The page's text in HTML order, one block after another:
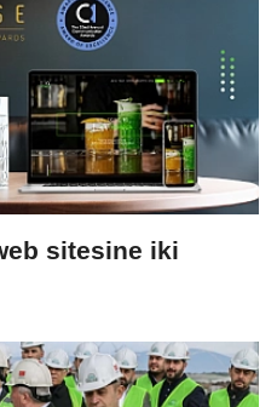
sitesine iki